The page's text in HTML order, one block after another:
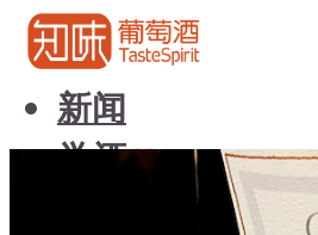
联系我们
知味荐酒
新闻
学酒
基础知识
知味荐酒